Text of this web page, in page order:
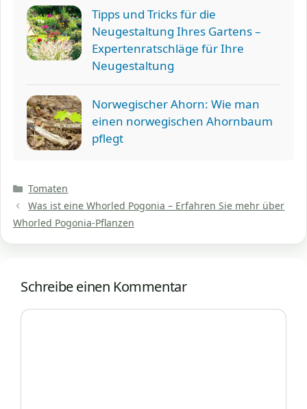
Tipps und Tricks für die
Neugestaltung Ihres Gartens –
Expertenratschläge für Ihre
Neugestaltung
Norwegischer Ahorn: Wie man
einen norwegischen Ahornbaum
pflegt
Kategorien
Tomaten
Was ist eine Whorled Pogonia – Erfahren Sie mehr über
Whorled Pogonia-Pflanzen
Schreibe einen Kommentar
Kommentar